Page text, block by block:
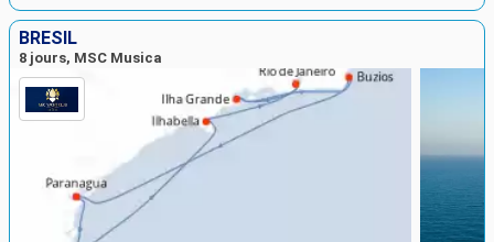
BRÉSIL
8 jours, MSC Musica